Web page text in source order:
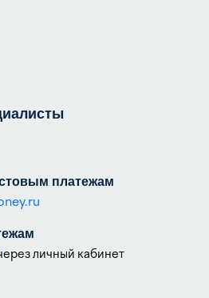
платежам
личный кабинет